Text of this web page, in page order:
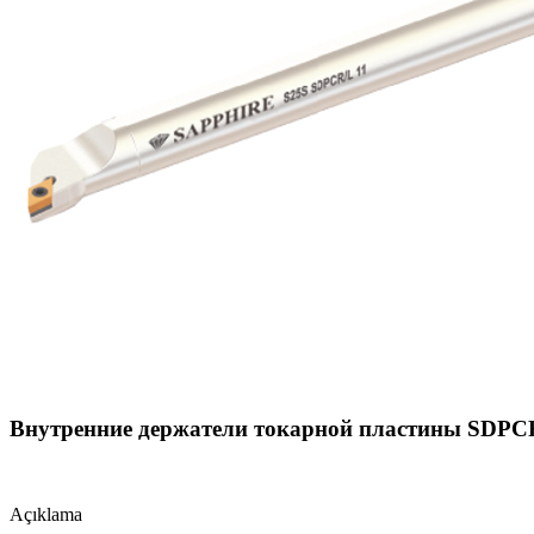
Внутренние держатели токарной пластины
Açıklama